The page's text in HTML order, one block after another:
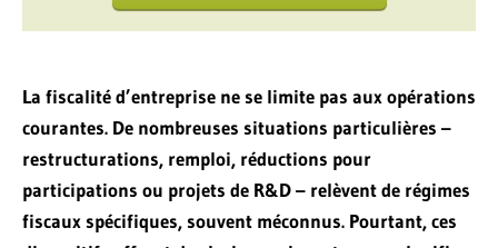
La fiscalité d’entreprise ne se limite pas aux opérations
courantes. De nombreuses situations particulières –
restructurations, remploi, réductions pour
participations ou projets de R&D – relèvent de régimes
fiscaux spécifiques, souvent méconnus. Pourtant, ces